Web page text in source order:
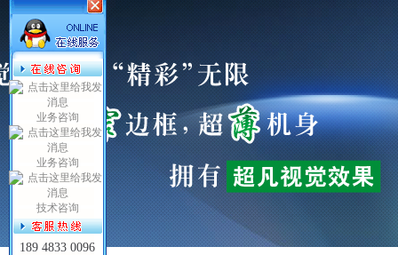
业务咨询
业务咨询
技术咨询
189 4833 0096